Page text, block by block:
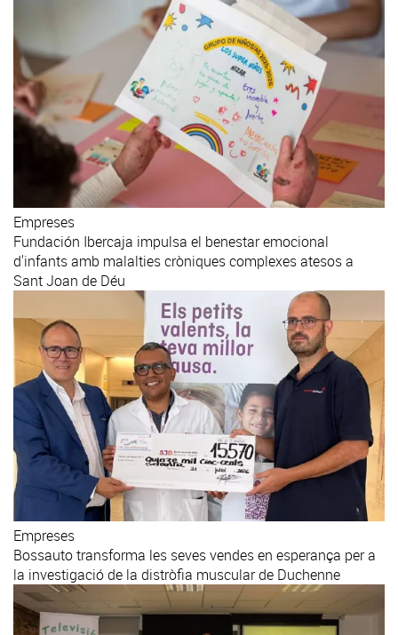
Empreses
Fundación Ibercaja impulsa el benestar emocional
d'infants amb malalties cròniques complexes atesos a
Sant Joan de Déu
Empreses
Bossauto transforma les seves vendes en esperança per a
la investigació de la distròfia muscular de Duchenne